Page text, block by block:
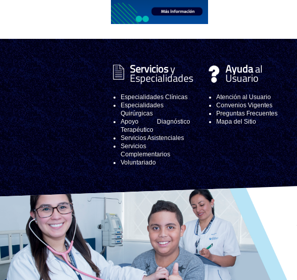
Serviciosy
Especialidades
Especialidades Clínicas
Especialidades
Quirúrgicas
Apoyo Diagnóstico
Terapéutico
Servicios Asistenciales
Servicios
Complementarios
Voluntariado
Ayudaal
Usuario
Atención al Usuario
Convenios Vigentes
Preguntas Frecuentes
Mapa del Sitio